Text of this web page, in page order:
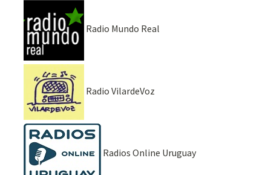
Radio Mundo Real
Radio VilardeVoz
Radios Online Uruguay